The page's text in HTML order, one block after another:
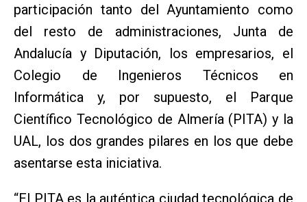
participación tanto del Ayuntamiento como
del resto de administraciones, Junta de
Andalucía y Diputación, los empresarios, el
Colegio de Ingenieros Técnicos en
Informática y, por supuesto, el Parque
Científico Tecnológico de Almería (PITA) y la
UAL, los dos grandes pilares en los que debe
asentarse esta iniciativa.
“El PITA es la auténtica ciudad tecnológica de